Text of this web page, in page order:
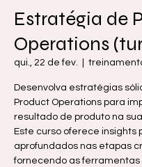
Estratégia de
Operations
qui., 22 de fev.
Desenvolva estratégias
Product Operations para
resultado de produto na
Este curso oferece insights
aprofundados nas etapas
fornecendo as